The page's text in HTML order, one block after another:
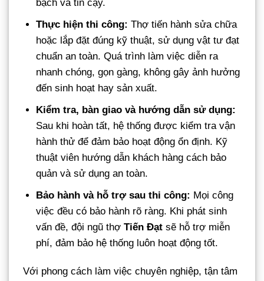
bạch và tin cậy.
Thực hiện thi công: Thợ tiến hành sửa chữa
hoặc lắp đặt đúng kỹ thuật, sử dụng vật tư đạt
chuẩn an toàn. Quá trình làm việc diễn ra
nhanh chóng, gọn gàng, không gây ảnh hưởng
đến sinh hoạt hay sản xuất.
Kiểm tra, bàn giao và hướng dẫn sử dụng:
Sau khi hoàn tất, hệ thống được kiểm tra vận
hành thử để đảm bảo hoạt động ổn định. Kỹ
thuật viên hướng dẫn khách hàng cách bảo
quản và sử dụng an toàn.
Bảo hành và hỗ trợ sau thi công: Mọi công
việc đều có bảo hành rõ ràng. Khi phát sinh
vấn đề, đội ngũ thợTiến Đạt sẽ hỗ trợ miễn
phí, đảm bảo hệ thống luôn hoạt động tốt.
Với phong cách làm việc chuyên nghiệp, tận tâm